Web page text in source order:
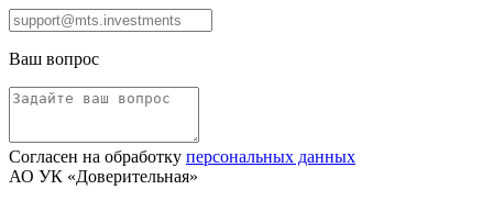
Ваш вопрос
Согласен на обработку персональных данных
АО УК «Доверительная»